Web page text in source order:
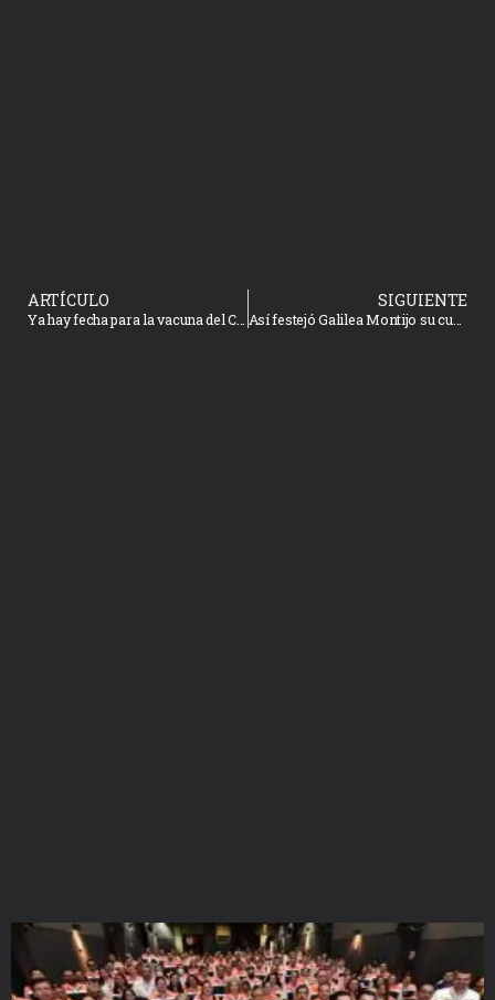
ARTÍCULO
Ya hay fecha para la vacuna del COVID-19, millones de dosis serán accesibles para el mundo
SIGUIENTE
Así festejó Galilea Montijo su cumpleaños 47, en medio de la pandemia